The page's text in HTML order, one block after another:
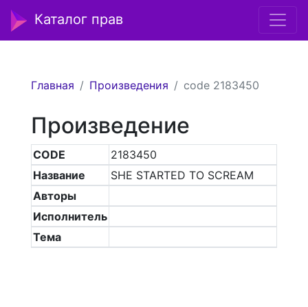
Каталог прав
Главная Произведения code 2183450
Произведение
CODE
2183450
Название
SHE STARTED TO SCREAM
Авторы
Исполнитель
Тема